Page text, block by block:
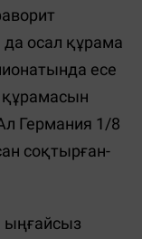
да осал құрама
есе
Германия 1/8
соқтырған-
ыңғайсыз